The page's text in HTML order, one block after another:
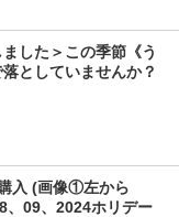
した＞この季節《う
としていませんか？
入 (画像①左から
09、2024ホリデー